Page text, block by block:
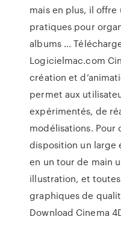
mais en plus, il
pratiques pour
albums ...
Logicielmac.com
création et
permet aux
expérimentés, de
modélisations. Pour
disposition un large
en un tour de main
illustration, et
graphiques de
Download Cinema